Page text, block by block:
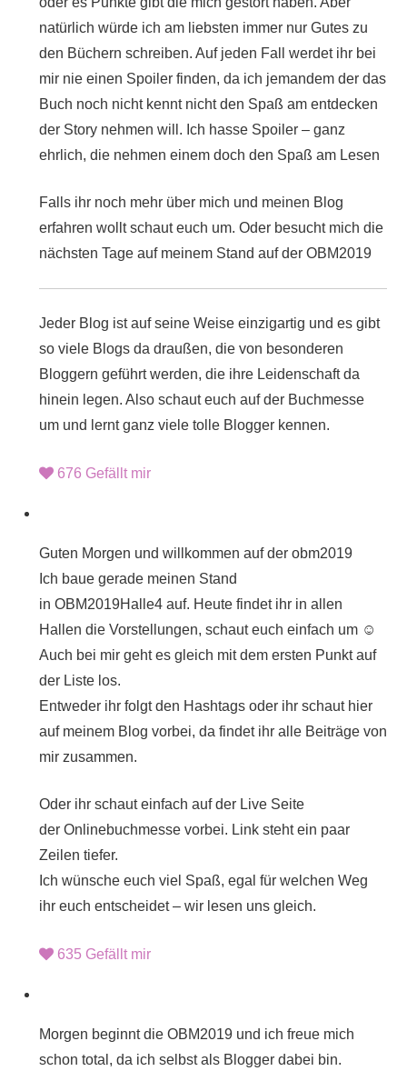
natürlich würde ich am liebsten immer nur Gutes zu
den Büchern schreiben. Auf jeden Fall werdet ihr bei
mir nie einen Spoiler finden, da ich jemandem der das
Buch noch nicht kennt nicht den Spaß am entdecken
der Story nehmen will. Ich hasse Spoiler – ganz
ehrlich, die nehmen einem doch den Spaß am Lesen
Falls ihr noch mehr über mich und meinen Blog
erfahren wollt schaut euch um. Oder besucht mich die
nächsten Tage auf meinem Stand auf der OBM2019
Jeder Blog ist auf seine Weise einzigartig und es gibt
so viele Blogs da draußen, die von besonderen
Bloggern geführt werden, die ihre Leidenschaft da
hinein legen. Also schaut euch auf der Buchmesse
um und lernt ganz viele tolle Blogger kennen.
676 Gefällt mir
Guten Morgen und willkommen auf der obm2019
Ich baue gerade meinen Stand
in OBM2019Halle4auf. Heute findet ihr in allen
Hallen die Vorstellungen, schaut euch einfach um ☺
Auch bei mir geht es gleich mit dem ersten Punkt auf
der Liste los.
Entweder ihr folgt den Hashtags oder ihr schaut hier
auf meinem Blog vorbei, da findet ihr alle Beiträge von
mir zusammen.
Oder ihr schaut einfach auf der Live Seite
der Onlinebuchmessevorbei. Link steht ein paar
Zeilen tiefer.
Ich wünsche euch viel Spaß, egal für welchen Weg
ihr euch entscheidet – wir lesen uns gleich.
635Gefällt mir
Morgen beginnt die OBM2019 und ich freue mich
schon total, da ich selbst als Blogger dabei bin.